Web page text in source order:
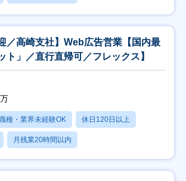
／高崎支社】Web広告営業【国内最
ト」／直行直帰可／フレックス】
種・業界未経験OK 休日120日以上
月残業20時間以内